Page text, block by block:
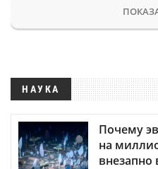
НАУКА
Почему
на
внезапно